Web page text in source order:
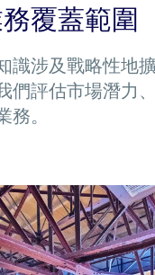
覆蓋範圍
識涉及戰略性地
們評估市場潛力
。